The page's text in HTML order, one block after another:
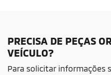
PRECISA DE PEÇAS
VEÍCULO?
Para solicitar informações